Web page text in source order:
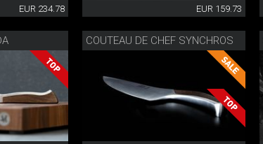
EUR 234.78 EUR 159.73
COUTEAU DE CHEF SYNCHROS